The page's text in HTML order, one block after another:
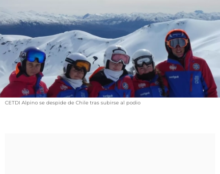
OPINIÓN
GALERÍAS
VÍDEOS
CONTACTAR
FIESTAS EN EL ALTO ARAGÓN
CETDI Alpino se despide de Chile tras subirse al podio